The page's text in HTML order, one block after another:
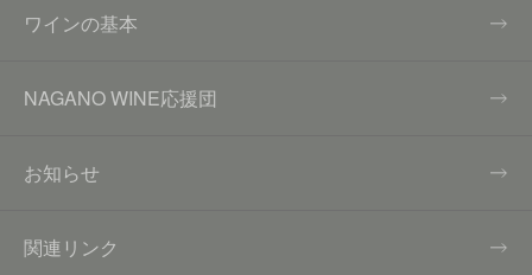
ワインの基本
NAGANO WINE応援団
お知らせ
関連リンク